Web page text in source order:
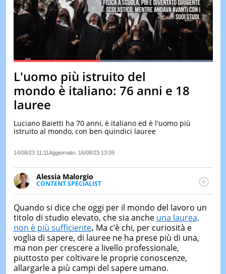
& TV
QUIZ
TEST
IERI
PauseUnmute
Loaded:100.00%
L'uomo più istruito del
mondo è italiano: 76 anni e 18
lauree
Luciano Baietti ha 70 anni, è italiano ed è l'uomo più
istruito al mondo, con ben quindici lauree
14/08/23 11:11 Aggiornato: 16/08/23 13:09
Alessia Malorgio
CONTENT SPECIALIST
Ha conseguito un Master in Marketing Management
e Google Digital Training su Marketing digitale. Si
occupa della creazione di contenuti in ottica SEO e
dello sviluppo di strategie marketing attraverso
canali digitali.
Quando si dice che oggi per il mondo del lavoro un
titolo di studio elevato, che sia anche una laurea,
non è più sufficiente. Ma c’è chi, per curiosità e
voglia di sapere, di lauree ne ha prese più di una,
ma non per crescere a livello professionale,
piuttosto per coltivare le proprie conoscenze,
allargarle a più campi del sapere umano.